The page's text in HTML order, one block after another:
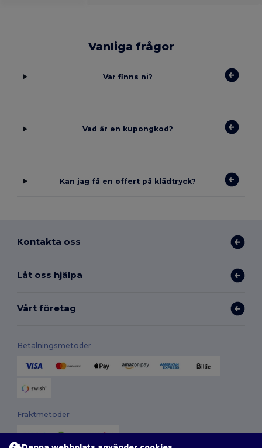
Vanliga frågor
Var finns ni?
Vad är en kupongkod?
Kan jag få en offert på klädtryck?
Kontakta oss
Låt oss hjälpa
Vårt företag
Betalningsmetoder
Fraktmetoder